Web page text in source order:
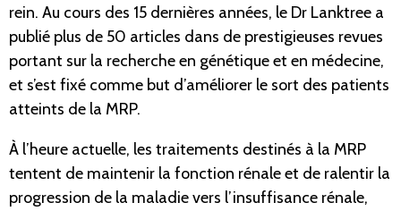
rein. Au cours des 15 dernières années, le Dr Lanktree a
publié plus de 50 articles dans de prestigieuses revues
portant sur la recherche en génétique et en médecine,
et s’est fixé comme but d’améliorer le sort des patients
atteints de la MRP.
À l’heure actuelle, les traitements destinés à la MRP
tentent de maintenir la fonction rénale et de ralentir la
progression de la maladie vers l’insuffisance rénale,